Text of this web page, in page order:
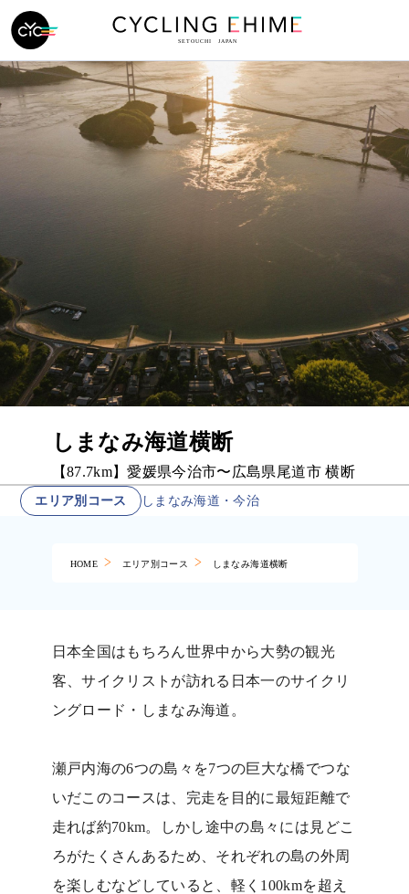
しまなみ海道横断
【87.7km】愛媛県今治市〜広島県尾道市 横断
エリア別コース しまなみ海道・今治
HOME エリア別コース しまなみ海道横断
日本全国はもちろん世界中から大勢の観光
客、サイクリストが訪れる日本一のサイクリ
ングロード・しまなみ海道。
瀬戸内海の6つの島々を7つの巨大な橋でつな
いだこのコースは、完走を目的に最短距離で
走れば約70km。しかし途中の島々には見どこ
ろがたくさんあるため、それぞれの島の外周
を楽しむなどしていると、軽く100kmを超え